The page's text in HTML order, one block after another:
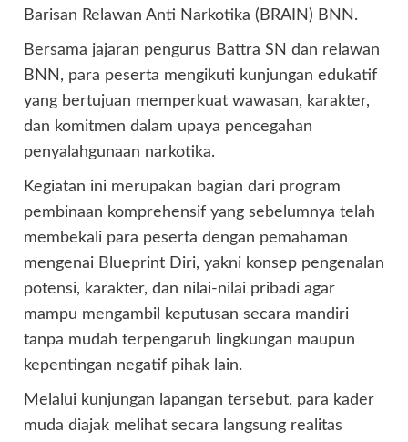
Barisan Relawan Anti Narkotika (BRAIN) BNN.
Bersama jajaran pengurus Battra SN dan relawan
BNN, para peserta mengikuti kunjungan edukatif
yang bertujuan memperkuat wawasan, karakter,
dan komitmen dalam upaya pencegahan
penyalahgunaan narkotika.
Kegiatan ini merupakan bagian dari program
pembinaan komprehensif yang sebelumnya telah
membekali para peserta dengan pemahaman
mengenai Blueprint Diri, yakni konsep pengenalan
potensi, karakter, dan nilai-nilai pribadi agar
mampu mengambil keputusan secara mandiri
tanpa mudah terpengaruh lingkungan maupun
kepentingan negatif pihak lain.
Melalui kunjungan lapangan tersebut, para kader
muda diajak melihat secara langsung realitas